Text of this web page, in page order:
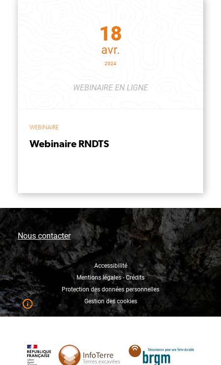
18
avr.
2024
WEBINAIRE EN LIGNE
WEBINAIRE
Webinaire RNDTS
Nous contacter
Accessibilité
Mentions légales - Crédits
Protection des données personnelles
Gestion des cookies